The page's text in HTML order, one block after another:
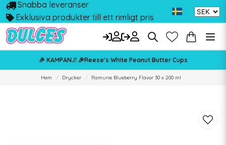
Snabba leveranser
Exklusiva produkter till ett rimligt pris
🎉 KAMPANJ! 🎉Reese's White Peanut Butter Cups
Hem Drycker Ramune Blueberry Flavor 30 x 200 ml